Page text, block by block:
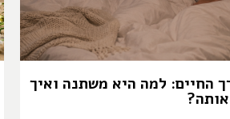
החיים: למה היא משתנה ואיך